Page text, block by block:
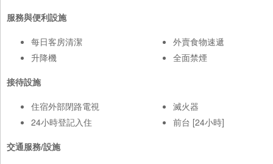
服務與便利設施
每日客房清潔
升降機
外賣食物速遞
全面禁煙
接待設施
住宿外部閉路電視
24小時登記入住
滅火器
前台 [24小時]
交通服務/設施